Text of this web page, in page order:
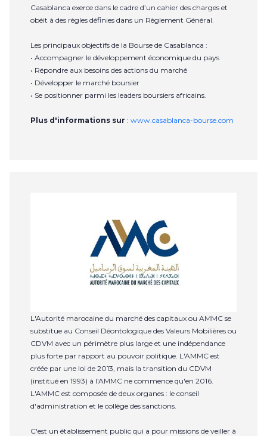
Casablanca exerce dans le cadre d’un cahier des charges et
obéit à des règles définies dans un Règlement Général.
Les principaux objectifs de la Bourse de Casablanca :
• Accompagner le développement économique du pays
• Répondre aux besoins des actions du marché
• Développer le marché boursier
• Se positionner parmi les leaders boursiers africains.
Plus d'informations sur : www.casablanca-bourse.com
L'Autorité marocaine du marché des capitaux ou AMMC se
substitue au Conseil Déontologique des Valeurs Mobilières ou
CDVM avec un périmètre plus large et une indépendance
plus forte par rapport au pouvoir politique. L'AMMC est
créée par une loi de 2013, mais la transition du CDVM
(institué en 1993) à l'AMMC ne commence qu'en 2016.
L'AMMC est composée de deux organes : le conseil
d'administration et le collège des sanctions.
C'est un établissement public qui a pour missions de veiller à